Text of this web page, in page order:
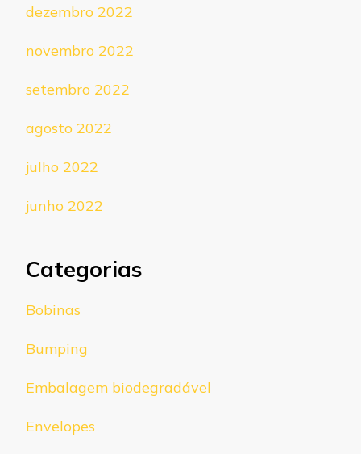
dezembro 2022
novembro 2022
setembro 2022
agosto 2022
julho 2022
junho 2022
Categorias
Bobinas
Bumping
Embalagem biodegradável
Envelopes